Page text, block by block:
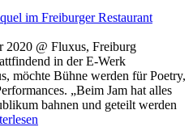
im Freiburger Restaurant
2020 @ Fluxus, Freiburg
in der E-Werk
möchte Bühne werden für Poetry,
„Beim Jam hat alles
bahnen und geteilt werden